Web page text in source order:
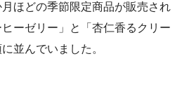
ほどの季節限定商品が販売され
ーゼリー」と「杏仁香るクリー
並んでいました。